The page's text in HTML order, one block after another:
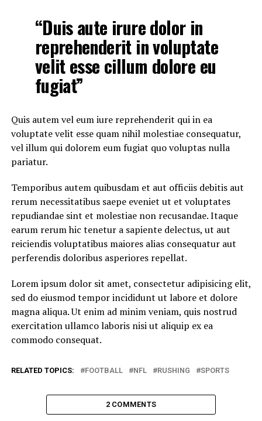
“Duis aute irure dolor in
reprehenderit in voluptate
velit esse cillum dolore eu
fugiat”
Quis autem vel eum iure reprehenderit qui in ea
voluptate velit esse quam nihil molestiae consequatur,
vel illum qui dolorem eum fugiat quo voluptas nulla
pariatur.
Temporibus autem quibusdam et aut officiis debitis aut
rerum necessitatibus saepe eveniet ut et voluptates
repudiandae sint et molestiae non recusandae. Itaque
earum rerum hic tenetur a sapiente delectus, ut aut
reiciendis voluptatibus maiores alias consequatur aut
perferendis doloribus asperiores repellat.
Lorem ipsum dolor sit amet, consectetur adipisicing elit,
sed do eiusmod tempor incididunt ut labore et dolore
magna aliqua. Ut enim ad minim veniam, quis nostrud
exercitation ullamco laboris nisi ut aliquip ex ea
commodo consequat.
RELATED TOPICS: FOOTBALL NFL RUSHING SPORTS
2 COMMENTS